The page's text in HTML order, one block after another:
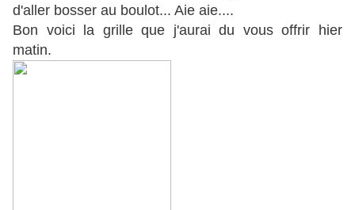
d'aller bosser au boulot... Aie aie....
Bon voici la grille que j'aurai du vous offrir hier
matin.